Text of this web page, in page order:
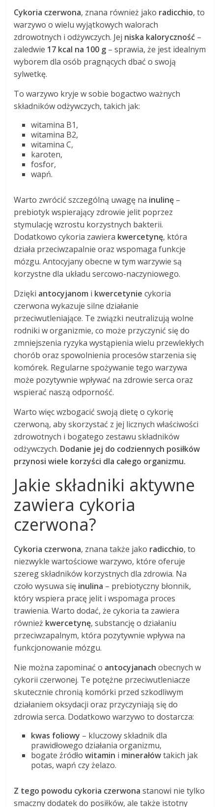
Cykoria czerwona, znana również jako radicchio, to
warzywo o wielu wyjątkowych walorach
zdrowotnych i odżywczych. Jej niska kaloryczność –
zaledwie 17 kcal na 100 g – sprawia, że jest idealnym
wyborem dla osób pragnących dbać o swoją
sylwetkę.
To warzywo kryje w sobie bogactwo ważnych
składników odżywczych, takich jak:
witamina B1,
witamina B2,
witamina C,
karoten,
fosfor,
wapń.
Warto zwrócić szczególną uwagę na inulinę –
prebiotyk wspierający zdrowie jelit poprzez
stymulację wzrostu korzystnych bakterii.
Dodatkowo cykoria zawiera kwercetynę, która
działa przeciwzapalnie oraz wspomaga funkcje
mózgu. Antocyjany obecne w tym warzywie są
korzystne dla układu sercowo-naczyniowego.
Dzięki antocyjanom i kwercetynie cykoria
czerwona wykazuje silne działanie
przeciwutleniające. Te związki neutralizują wolne
rodniki w organizmie, co może przyczynić się do
zmniejszenia ryzyka wystąpienia wielu przewlekłych
chorób oraz spowolnienia procesów starzenia się
komórek. Regularne spożywanie tego warzywa
może pozytywnie wpływać na zdrowie serca oraz
wspierać naszą odporność.
Warto więc wzbogacić swoją dietę o cykorię
czerwoną, aby skorzystać z jej licznych właściwości
zdrowotnych i bogatego zestawu składników
odżywczych. Dodanie jej do codziennych posiłków
przynosi wiele korzyści dla całego organizmu.
Jakie składniki aktywne
zawiera cykoria
czerwona?
Cykoria czerwona, znana także jako radicchio, to
niezwykle wartościowe warzywo, które oferuje
szereg składników korzystnych dla zdrowia. Na
czoło wysuwa się inulina – prebiotyczny błonnik,
który wspiera pracę jelit i wspomaga proces
trawienia. Warto dodać, że cykoria ta zawiera
również kwercetynę, substancję o działaniu
przeciwzapalnym, która pozytywnie wpływa na
funkcjonowanie mózgu.
Nie można zapominać o antocyjanach obecnych w
cykorii czerwonej. Te potężne przeciwutleniacze
skutecznie chronią komórki przed szkodliwym
działaniem oksydacji oraz przyczyniają się do
zdrowia serca. Dodatkowo warzywo to dostarcza:
kwas foliowy – kluczowy składnik dla
prawidłowego działania organizmu,
bogate źródłowitamin i minerałówtakich jak
potas, wapń czy żelazo.
Z tego powodu cykoria czerwona stanowi nie tylko
smaczny dodatek do posiłków, ale także istotny